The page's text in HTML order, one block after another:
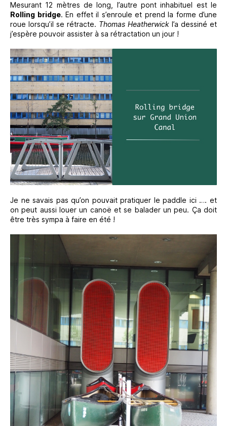
Mesurant 12 mètres de long, l’autre pont inhabituel est le
Rolling bridge. En effet il s’enroule et prend la forme d’une
roue lorsqu’il se rétracte. Thomas Heatherwick l’a dessiné et
j’espère pouvoir assister à sa rétractation un jour !
Je ne savais pas qu’on pouvait pratiquer le paddle ici …. et
on peut aussi louer un canoë et se balader un peu. Ça doit
être très sympa à faire en été !